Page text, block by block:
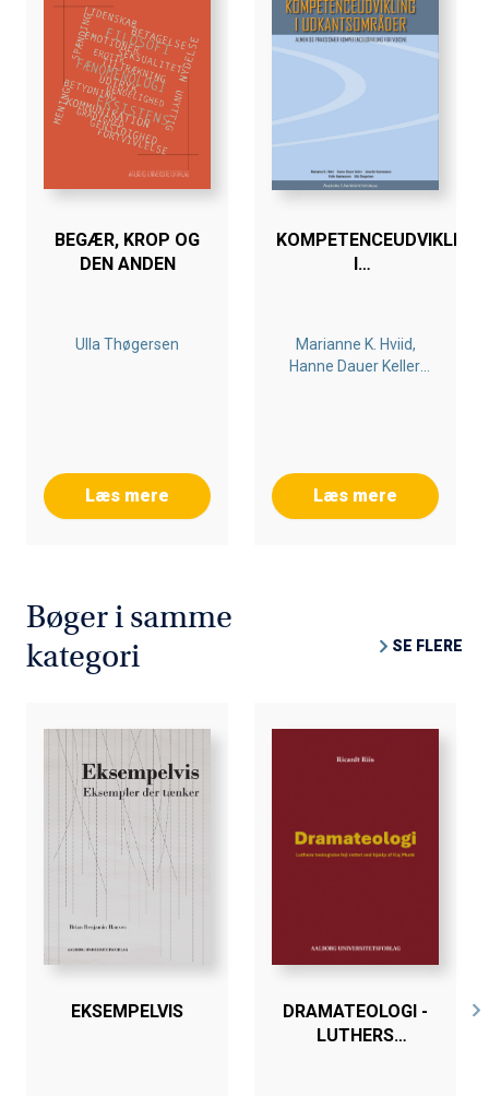
Bogen henvender sig især til studerende og undervisere
på mellemlange og lange videregående uddannelser,
men bogen er skrevet, så den kan læses uden et
forudgående kendskab til Platon, Rousseau og Hegel, så
alle med en almen interesse i filosofi og pædagogik kan
BEGÆR, KROP OG
DEN ANDEN
Ulla Thøgersen
Læs mere
KOMPETENCEUDVIKLING
I
Marianne K. Hviid,
Hanne Dauer Keller,
Læs mere
Bøger i samme
kategori
SE FLERE
EKSEMPELVIS
DRAMATEOLOGI -
LUTHERS